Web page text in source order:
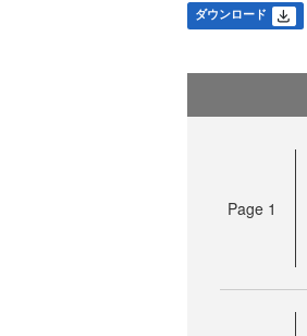
ダウンロード
Page 1